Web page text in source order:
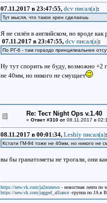
07.11.2017 в 23:47:55, dcv писал(a):
Тут мысля, что такое хрен сделаешь
Я не силён в английском, но вроде как
07.11.2017 в 23:47:55, dcv писал(a):
По РГ-6 - там гораздо принципиальнее
Ну тут спорить не буду, возможно +2
не 40мм, но никого не смущает
Re: Тест Night Ops v.1.40
« Ответ #310 от08.11.2017 в
08.11.2017 в 00:01:34, Leshiy писал(a):
Кстати ГМ-94 тоже не 40мм, но никого не
вы бы гранатометы не трогали, они
https://new.vk.com/ja2nonews- новостная лента по
https://new.vk.com/jagged_alliance-группа по JA в